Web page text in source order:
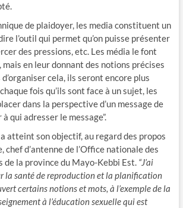
de plaidoyer, les media constituent un
l’outil qui permet qu’on puisse présenter
des pressions, etc. Les média le font
mais en leur donnant des notions précises
cela, ils seront encore plus
fois qu’ils sont face à un sujet, les
dans la perspective d’un message de
qui adresser le message”.
atteint son objectif, au regard des propos
chef d’antenne de l’Office nationale des
de la province du Mayo-Kebbi Est. “J’ai
la santé de reproduction et la planification
certains notions et mots, à l’exemple de la
à l’éducation sexuelle qui est